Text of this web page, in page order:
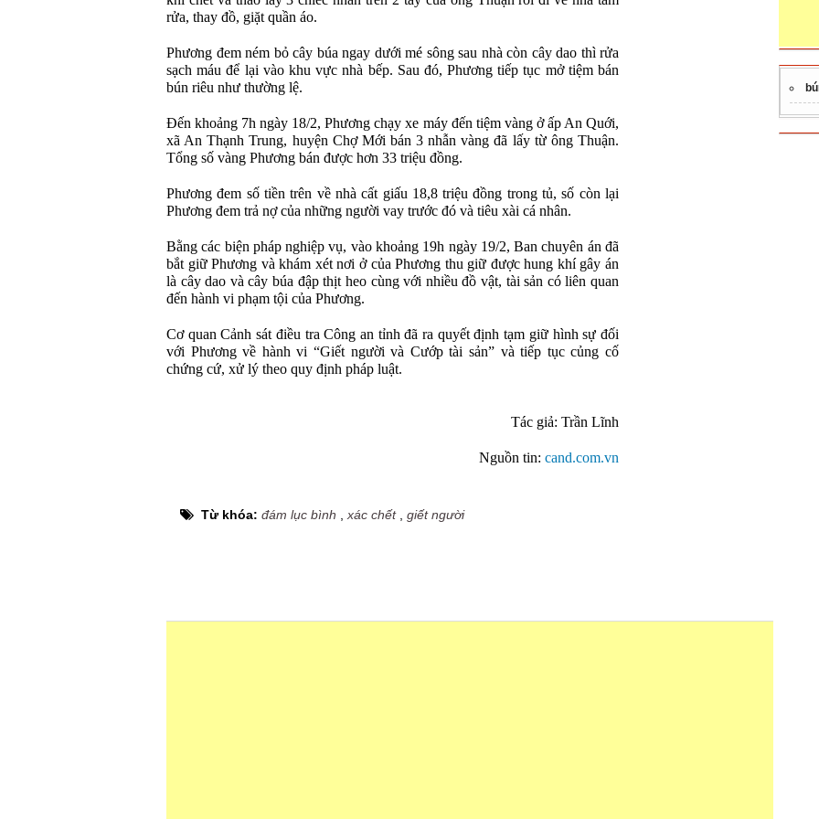
rửa, thay đồ, giặt quần áo.
Phương đem ném bỏ cây búa ngay dưới mé sông sau nhà còn cây dao thì rửa
sạch máu để lại vào khu vực nhà bếp. Sau đó, Phương tiếp tục mở tiệm bán
bún riêu như thường lệ.
Đến khoảng 7h ngày 18/2, Phương chạy xe máy đến tiệm vàng ở ấp An Quới,
xã An Thạnh Trung, huyện Chợ Mới bán 3 nhẫn vàng đã lấy từ ông Thuận.
Tổng số vàng Phương bán được hơn 33 triệu đồng.
Phương đem số tiền trên về nhà cất giấu 18,8 triệu đồng trong tủ, số còn lại
Phương đem trả nợ của những người vay trước đó và tiêu xài cá nhân.
Bằng các biện pháp nghiệp vụ, vào khoảng 19h ngày 19/2, Ban chuyên án đã
bắt giữ Phương và khám xét nơi ở của Phương thu giữ được hung khí gây án
là cây dao và cây búa đập thịt heo cùng với nhiều đồ vật, tài sản có liên quan
đến hành vi phạm tội của Phương.
Cơ quan Cảnh sát điều tra Công an tỉnh đã ra quyết định tạm giữ hình sự đối
với Phương về hành vi “Giết người và Cướp tài sản” và tiếp tục củng cố
chứng cứ, xử lý theo quy định pháp luật.
Tác giả: Trần Lĩnh
Nguồn tin: cand.com.vn
Từ khóa: đám lục bình xác chết, giết người